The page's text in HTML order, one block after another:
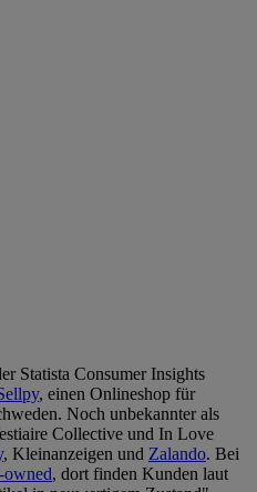
Statista Consumer Insights
, einen Onlineshop für
Noch unbekannter als
Collective und In Love
, Kleinanzeigen und Zalando. Bei
owned, dort finden Kunden laut